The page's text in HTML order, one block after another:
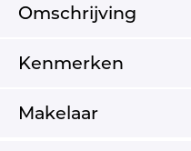
Omschrijving
Kenmerken
Makelaar